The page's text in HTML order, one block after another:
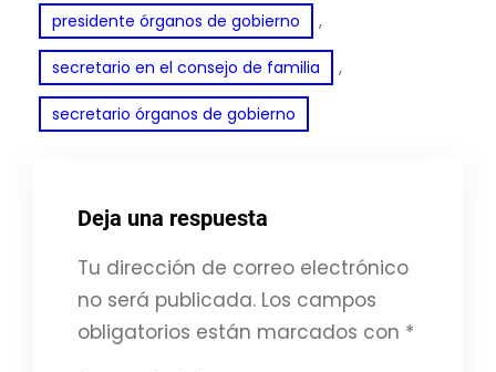
presidente órganos de gobierno ,
secretario en el consejo de familia ,
secretario órganos de gobierno
Deja una respuesta
Tu dirección de correo electrónico
no será publicada. Los campos
obligatorios están marcados con *